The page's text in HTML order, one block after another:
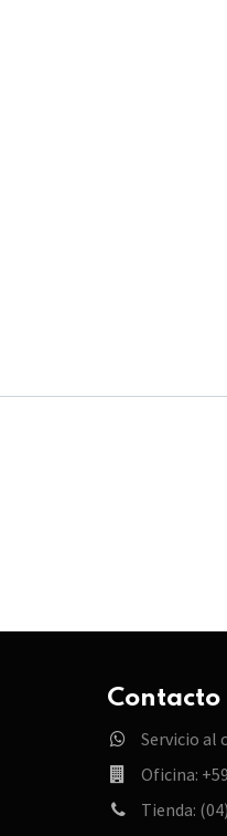
Contacto
Servicio al
Oficina:
Tienda: